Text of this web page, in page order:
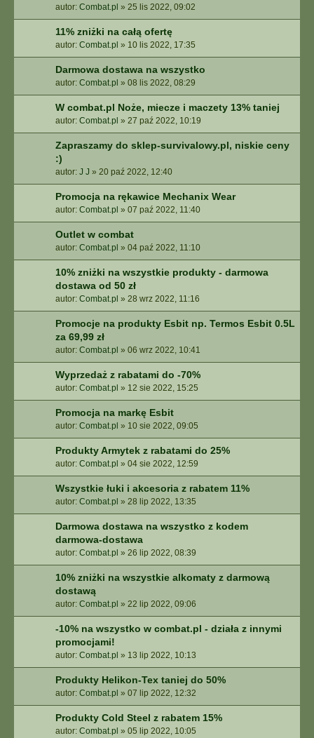
autor: Combat.pl » 25 lis 2022, 09:02
11% zniżki na całą ofertę
autor: Combat.pl » 10 lis 2022, 17:35
Darmowa dostawa na wszystko
autor: Combat.pl » 08 lis 2022, 08:29
W combat.pl Noże, miecze i maczety 13% taniej
autor: Combat.pl » 27 paź 2022, 10:19
Zapraszamy do sklep-survivalowy.pl, niskie ceny
:)
autor: J J » 20 paź 2022, 12:40
Promocja na rękawice Mechanix Wear
autor: Combat.pl » 07 paź 2022, 11:40
Outlet w combat
autor: Combat.pl » 04 paź 2022, 11:10
10% zniżki na wszystkie produkty - darmowa
dostawa od 50 zł
autor: Combat.pl » 28 wrz 2022, 11:16
Promocje na produkty Esbit np. Termos Esbit 0.5L
za 69,99 zł
autor: Combat.pl » 06 wrz 2022, 10:41
Wyprzedaż z rabatami do -70%
autor: Combat.pl » 12 sie 2022, 15:25
Promocja na markę Esbit
autor: Combat.pl » 10 sie 2022, 09:05
Produkty Armytek z rabatami do 25%
autor: Combat.pl » 04 sie 2022, 12:59
Wszystkie łuki i akcesoria z rabatem 11%
autor: Combat.pl » 28 lip 2022, 13:35
Darmowa dostawa na wszystko z kodem
darmowa-dostawa
autor: Combat.pl » 26 lip 2022, 08:39
10% zniżki na wszystkie alkomaty z darmową
dostawą
autor: Combat.pl » 22 lip 2022, 09:06
-10% na wszystko w combat.pl - działa z innymi
promocjami!
autor: Combat.pl » 13 lip 2022, 10:13
Produkty Helikon-Tex taniej do 50%
autor: Combat.pl » 07 lip 2022, 12:32
Produkty Cold Steel z rabatem 15%
autor: Combat.pl » 05 lip 2022, 10:05